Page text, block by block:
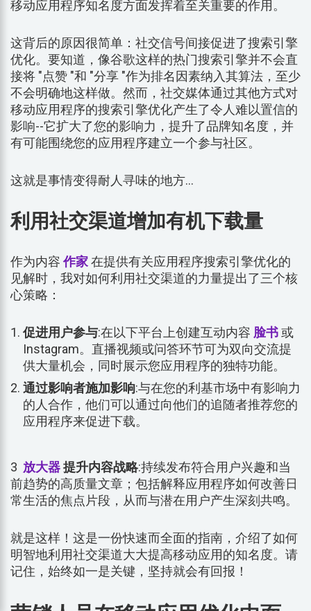
移动应用程序知名度方面发挥着至关重要的作用。
这背后的原因很简单：社交信号间接促进了搜索引擎
优化。要知道，像谷歌这样的热门搜索引擎并不会直
接将 "点赞 "和 "分享 "作为排名因素纳入其算法，至少
不会明确地这样做。然而，社交媒体通过其他方式对
移动应用程序的搜索引擎优化产生了令人难以置信的
影响--它扩大了您的影响力，提升了品牌知名度，并
有可能围绕您的应用程序建立一个参与社区。
这就是事情变得耐人寻味的地方...
利用社交渠道增加有机下载量
作为内容作家在提供有关应用程序搜索引擎优化的
见解时，我对如何利用社交渠道的力量提出了三个核
心策略：
促进用户参与:在以下平台上创建互动内容 脸书或
Instagram。直播视频或问答环节可为双向交流提
供大量机会，同时展示您应用程序的独特功能。
通过影响者施加影响:与在您的利基市场中有影响力
的人合作，他们可以通过向他们的追随者推荐您的
应用程序来促进下载。
3 放大器提升内容战略:持续发布符合用户兴趣和当
前趋势的高质量文章；包括解释应用程序如何改善日
常生活的焦点片段，从而与潜在用户产生深刻共鸣。
就是这样！这是一份快速而全面的指南，介绍了如何
明智地利用社交渠道大大提高移动应用的知名度。请
记住，始终如一是关键，坚持就会有回报！